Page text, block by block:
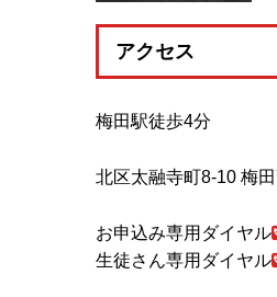
アクセス
梅田駅徒歩4分
北区太融寺町8-10 梅
お申込み専用ダイヤル
生徒さん専用ダイヤル